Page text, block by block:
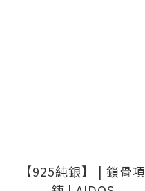
【925純銀】 | 鎖骨項